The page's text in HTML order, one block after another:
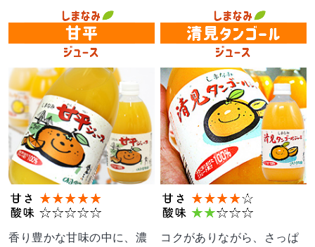
香り豊かな甘味の中に、濃
コクがありながら、さっぱ